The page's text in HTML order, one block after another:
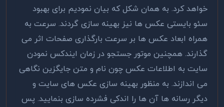
خواهد کرد. به همان شکل که بیان نمودیم برای بهبود
سئو بایستی عکس ها نیز بهینه سازی گردند. سرعت به
همراه ابعاد عکس ها بر سرعت بارگذاری صفحات اثر می
گذارند. همچنین موتور جستجو در زمان ایندکس نمودن
سایت به اطلاعات عکس چون نام و متن جایگزین نگاهی
می اندازند. به منظور بهینه سازی عکس های سایت و
دیگر رسانه ها آن ها را اندکی فشرده سازی بنمایید.‌ پس